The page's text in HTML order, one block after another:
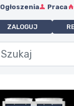
Ogłoszenia Praca
ZALOGUJ